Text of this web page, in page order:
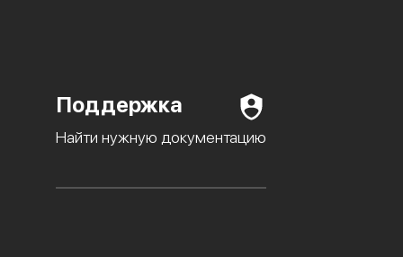
Поддержка
Найти нужную документацию